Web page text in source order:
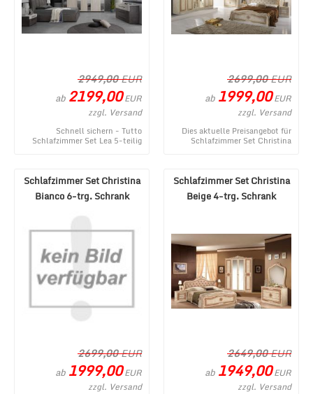
2949,00EUR
ab 2199,00EUR
zzgl. Versand
Schnell sichern - Tutto
Schlafzimmer Set Lea 5-teilig
2699,00EUR
ab 1999,00EUR
zzgl. Versand
Dies aktuelle Preisangebot für
Schlafzimmer Set Christina
Schlafzimmer Set Christina
Bianco 6-trg. Schrank
2699,00EUR
ab 1999,00EUR
zzgl. Versand
Schlafzimmer Set Christina
Beige 4-trg. Schrank
2649,00EUR
ab 1949,00EUR
zzgl. Versand